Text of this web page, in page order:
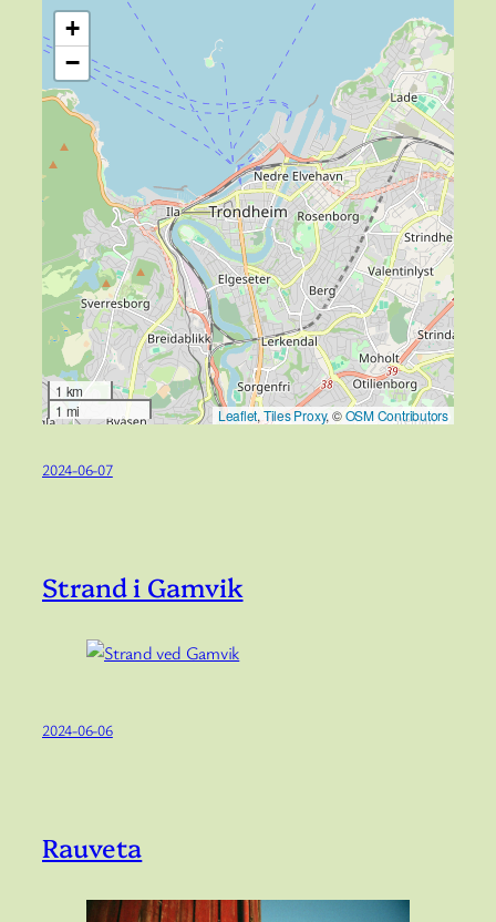
+
−
1 km
1 mi
Leaflet, Tiles Proxy, ©OSM Contributors
2024-06-07
Strand i Gamvik
2024-06-06
Rauveta